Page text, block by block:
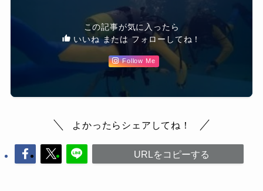
この記事が気に入ったら
いいね または フォローしてね！
Follow Me
よかったらシェアしてね！
URLをコピーする